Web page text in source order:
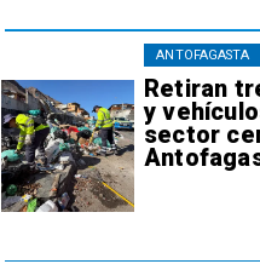
Retiran
y
sector
ANTOFAGASTA